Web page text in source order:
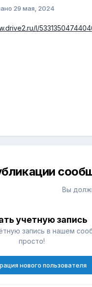
29 мая, 2024
l/
Вы
учетную запись
запись в нашем
просто!
нового пользователя